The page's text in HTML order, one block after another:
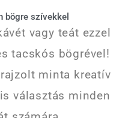
bögre szívekkel
vagy teát ezzel
tacskós bögrével!
minta kreatív
választás minden